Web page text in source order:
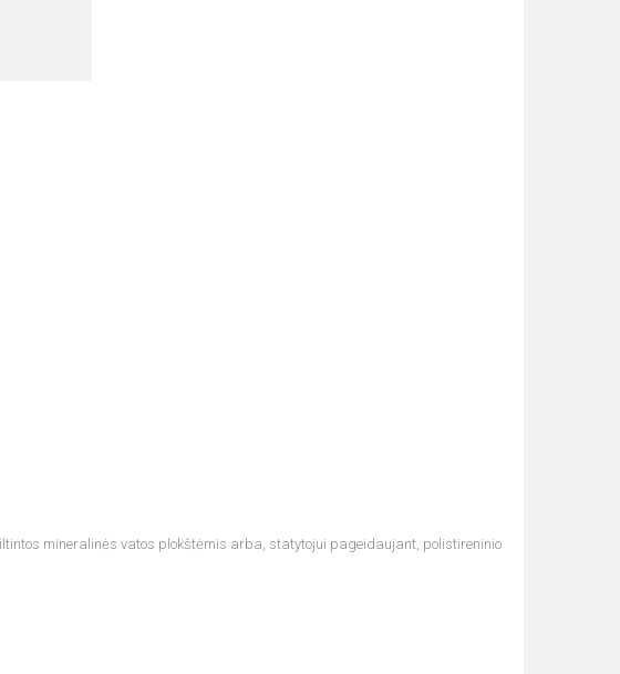
mineralinės vatos plokštėmis arba, statytojui pageidaujant, polistireninio